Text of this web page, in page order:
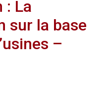
: La
sur la base
–